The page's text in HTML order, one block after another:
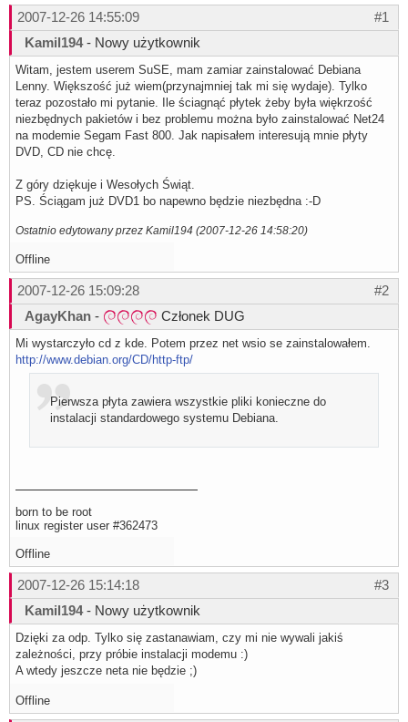
#1
2007-12-26 14:55:09
Kamil194- Nowy użytkownik
Witam, jestem userem SuSE, mam zamiar zainstalować Debiana
Lenny. Większość już wiem(przynajmniej tak mi się wydaje). Tylko
teraz pozostało mi pytanie. Ile ściagnąć płytek żeby była więkrzość
niezbędnych pakietów i bez problemu można było zainstalować Net24
na modemie Segam Fast 800. Jak napisałem interesują mnie płyty
DVD, CD nie chcę.
Z góry dziękuje i Wesołych Świąt.
PS. Ściągam już DVD1 bo napewno będzie niezbędna :-D
Ostatnio edytowany przez Kamil194 (2007-12-26 14:58:20)
Offline
#2
2007-12-26 15:09:28
AgayKhan - Członek DUG
Mi wystarczyło cd z kde. Potem przez net wsio se zainstalowałem.
http://www.debian.org/CD/http-ftp/
Pierwsza płyta zawiera wszystkie pliki konieczne do
instalacji standardowego systemu Debiana.
born to be root
linux register user #362473
Offline
#3
2007-12-26 15:14:18
Kamil194- Nowy użytkownik
Dzięki za odp. Tylko się zastanawiam, czy mi nie wywali jakiś
zależności, przy próbie instalacji modemu :)
A wtedy jeszcze neta nie będzie ;)
Offline